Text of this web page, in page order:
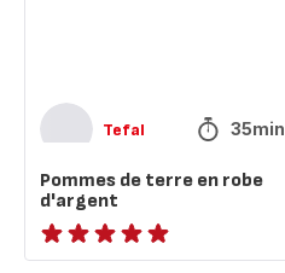
Tefal 35min
Pommes de terre en robe
d'argent
ratings.NaN